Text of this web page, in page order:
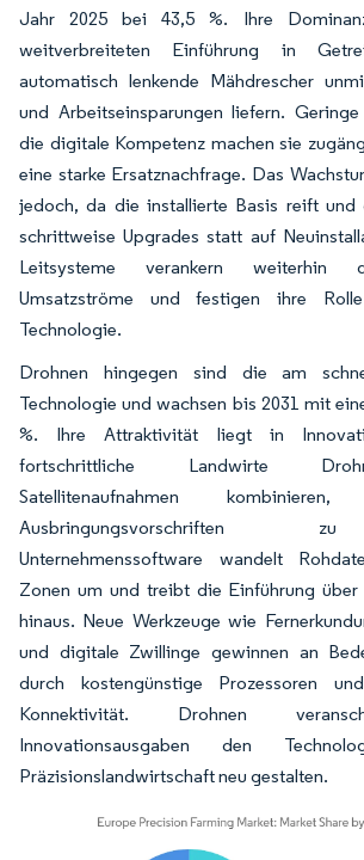
Jahr 2025 bei 43,5 %. Ihre
weitverbreiteten Einführung in
automatisch lenkende Mähdrescher
und Arbeitseinsparungen liefern.
die digitale Kompetenz machen sie
eine starke Ersatznachfrage. Das
jedoch, da die installierte Basis reift und
schrittweise Upgrades statt auf
Leitsysteme verankern weiterhin
Umsatzströme und festigen ihre
Technologie.
Drohnen hingegen sind die am
Technologie und wachsen bis 2031 mit
%. Ihre Attraktivität liegt in
fortschrittliche Landwirte
Satellitenaufnahmen
Ausbringungsvorschriften
Unternehmenssoftware wandelt
Zonen um und treibt die Einführung über
hinaus. Neue Werkzeuge wie
und digitale Zwillinge gewinnen an
durch kostengünstige Prozessoren
Konnektivität. Drohnen
Innovationsausgaben den
Präzisionslandwirtschaft neu gestalten.